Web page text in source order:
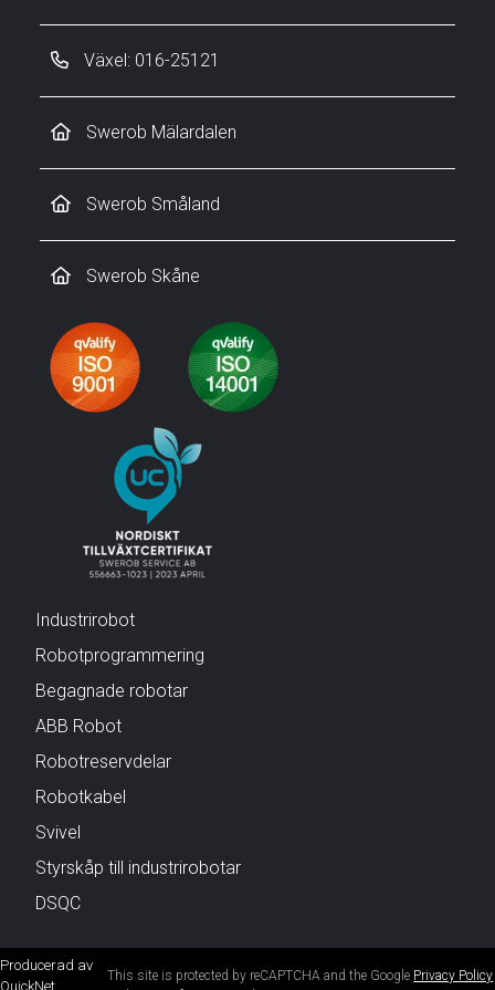
Växel: 016-25121
Swerob Mälardalen
Swerob Småland
Swerob Skåne
Industrirobot
Robotprogrammering
Begagnade robotar
ABB Robot
Robotreservdelar
Robotkabel
Svivel
Styrskåp till industrirobotar
DSQC
Producerad av
QuickNet
This site is protected by reCAPTCHA and the Google Privacy Policy